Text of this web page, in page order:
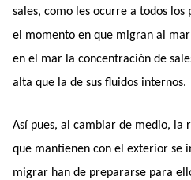
sales, como les ocurre a todos los
el momento en que migran al
en el mar la concentración de
alta que la de sus fluidos internos.
Así pues, al cambiar de medio, la
que mantienen con el exterior se
migrar han de prepararse para